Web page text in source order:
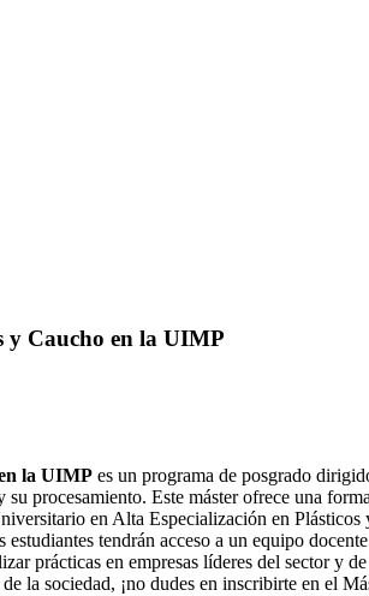
y Caucho en la UIMP
la UIMP es un programa de posgrado
procesamiento. Este máster ofrece una
en Alta Especialización en
tendrán acceso a un equipo
prácticas en empresas líderes del sector
la sociedad, ¡no dudes en inscribirte en el